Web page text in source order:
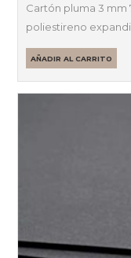
Cartón pluma 3 mm
poliestireno
AÑADIR AL CARRITO